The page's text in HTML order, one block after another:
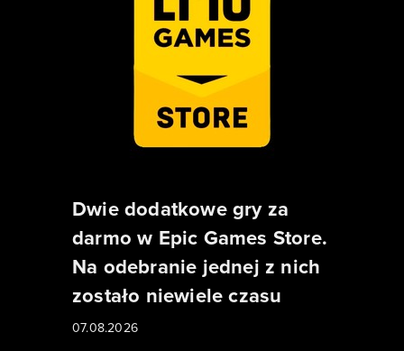
Dwie dodatkowe gry za
darmo w Epic Games Store.
Na odebranie jednej z nich
zostało niewiele czasu
07.08.2026